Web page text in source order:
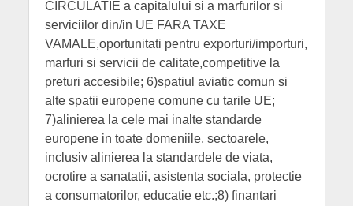
CIRCULATIE a capitalului si a marfurilor si
serviciilor din/in UE FARA TAXE
VAMALE,oportunitati pentru exporturi/importuri,
marfuri si servicii de calitate,competitive la
preturi accesibile; 6)spatiul aviatic comun si
alte spatii europene comune cu tarile UE;
7)alinierea la cele mai inalte standarde
europene in toate domeniile, sectoarele,
inclusiv alinierea la standardele de viata,
ocrotire a sanatatii, asistenta sociala, protectie
a consumatorilor, educatie etc.;8) finantari